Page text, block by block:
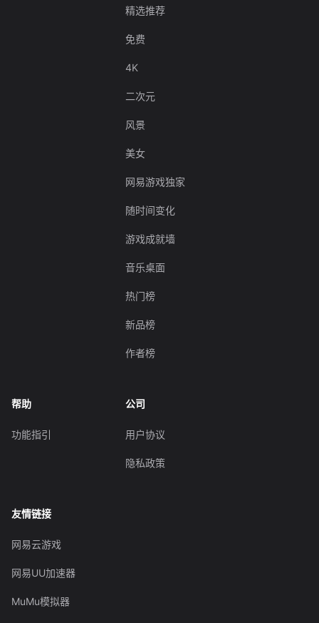
精选推荐
免费
4K
二次元
风景
美女
网易游戏独家
随时间变化
游戏成就墙
音乐桌面
热门榜
新品榜
作者榜
帮助
功能指引
公司
用户协议
隐私政策
友情链接
网易云游戏
网易UU加速器
MuMu模拟器